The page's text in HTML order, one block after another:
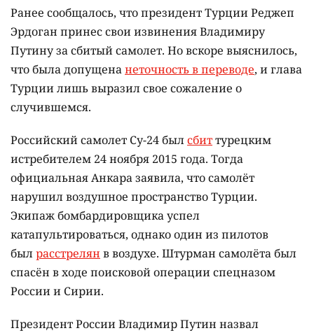
Ранее сообщалось, что президент Турции Реджеп
Эрдоган принес свои извинения Владимиру
Путину за сбитый самолет. Но вскоре выяснилось,
что была допущенанеточность в переводе, и глава
Турции лишь выразил свое сожаление о
случившемся.
Российский самолет Су-24 былсбиттурецким
истребителем 24 ноября 2015 года. Тогда
официальная Анкара заявила, что самолёт
нарушил воздушное пространство Турции.
Экипаж бомбардировщика успел
катапультироваться, однако один из пилотов
былрасстрелян в воздухе. Штурман самолёта был
спасён в ходе поисковой операции спецназом
России и Сирии.
Президент России Владимир Путин назвал